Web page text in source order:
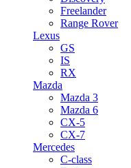
Freelander
Range Rover
Lexus
GS
IS
RX
Mazda
Mazda 3
Mazda 6
CX-5
CX-7
Mercedes
C-class